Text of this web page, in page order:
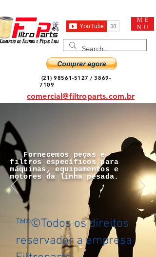
ME
NU
(21) 98561-5127 /3869-
7109
comercial@filtroparts.com.br
Fornecemos peças e
filtros específicos para
máquinas, equipamentos e
motores da linha pesada.
™®©Todos os direitos
reservador a empresa